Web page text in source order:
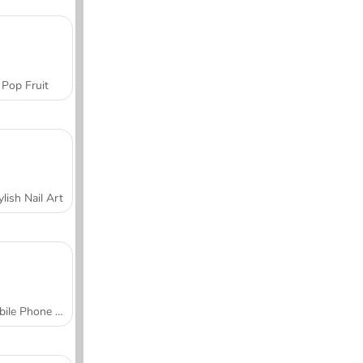
Pop Fruit
Nail Art
Mobile Phone Case Design & DIY